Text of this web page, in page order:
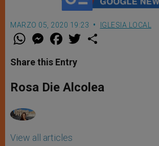
MARZO 05, 2020 19:23 IGLESIA LOCAL
W
t
s
p
p
M
e
s
e
g
e
F
a
e
b
o
k
w
r
Share this Entry
Rosa Die Alcolea
View all articles